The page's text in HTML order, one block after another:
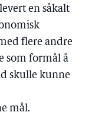
en såkalt
flere andre
som formål å
skulle kunne
mål.